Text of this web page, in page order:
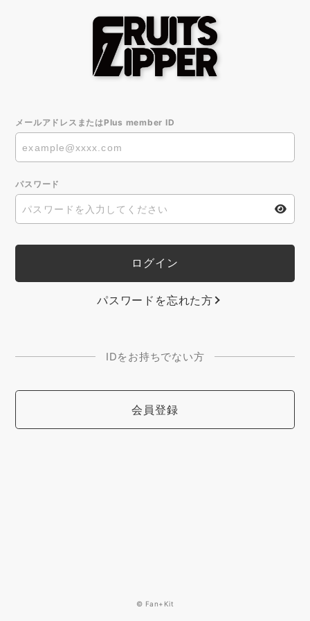
メールアドレスまたはPlus member ID
パスワード
パスワードを忘れた方
IDをお持ちでない方
会員登録
© Fan+Kit